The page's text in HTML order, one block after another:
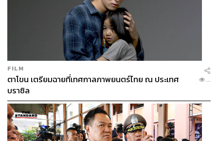
ABOUT THE AUTHOR
THE STANDARD TEAM
กองบรรณาธิการ THE STANDARD
ABOUT THE PHOTOGRAPHER
ฐานิส สุดโต
FILM
ตาโขน เตรียมฉายที่เทศกาลภาพยนตร์ไทย ณ ประเทศ
บราซิล
...